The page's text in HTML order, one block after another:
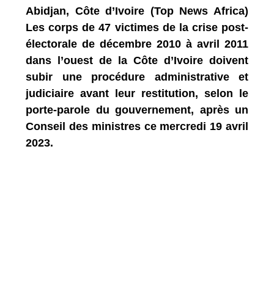
Abidjan, Côte d’Ivoire (Top News Africa)
Les corps de 47 victimes de la crise post-
électorale de décembre 2010 à avril 2011
dans l’ouest de la Côte d’Ivoire doivent
subir une procédure administrative et
judiciaire avant leur restitution, selon le
porte-parole du gouvernement, après un
Conseil des ministres ce mercredi 19 avril
2023.